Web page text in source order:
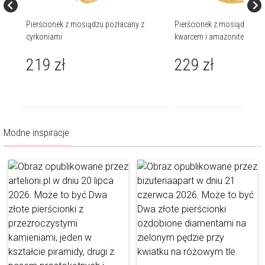
Pierścionek z mosiądzu pozłacany z
cyrkoniami
219 zł
Pierścionek z mosiądzu
kwarcem i amazonitem
229 zł
Modne inspiracje